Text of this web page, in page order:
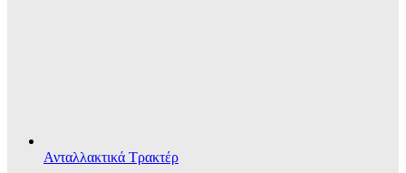
Ανταλλακτικά Τρακτέρ